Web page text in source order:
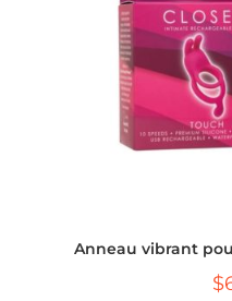
Anneau vibrant
$